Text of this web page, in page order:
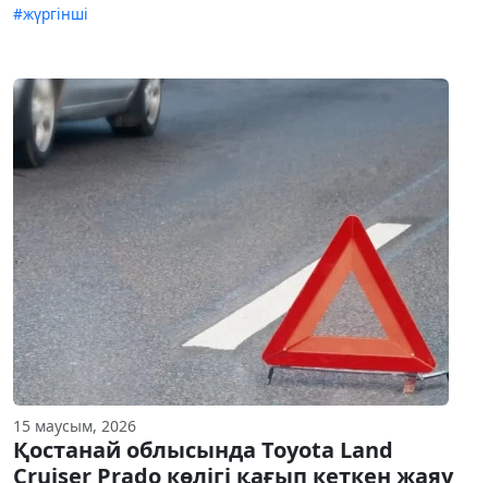
#жүргінші
15 маусым, 2026
Қостанай облысында Toyota Land
Cruiser Prado көлігі қағып кеткен жаяу